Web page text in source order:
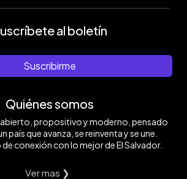
al boletín
Suscribirme
Quiénes somos
propositivo y moderno, pensado
país que avanza, se reinventa y se une.
conexión con lo mejor de El Salvador.
Ver mas ❯